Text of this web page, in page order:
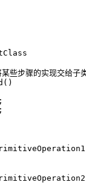
些步骤的实现交给子
()